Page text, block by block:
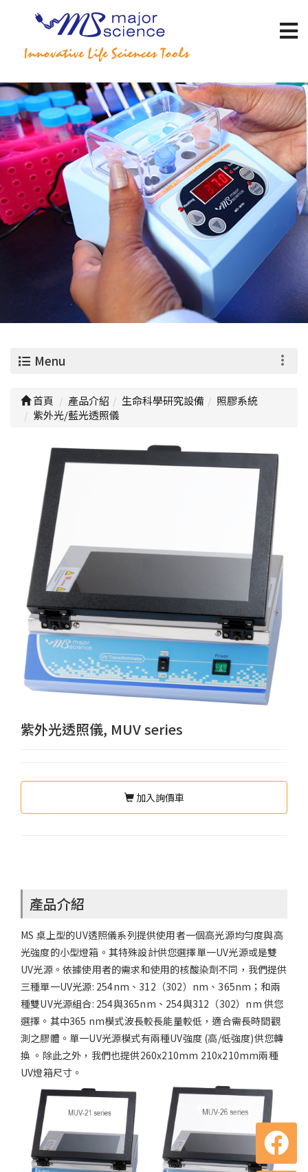
Menu
首頁 產品介紹 生命科學研究設備
照膠系統
紫外光/藍光透照儀
紫外光透照儀, MUV series
加入詢價車
產品介紹
MS 桌上型的UV透照儀系列提供使用者一個高光源均勻度與高
光強度的小型燈箱。其特殊設計供您選擇單一UV光源或是雙
UV光源。依據使用者的需求和使用的核酸染劑不同，我們提供
三種單一UV光源: 254nm、312（302）nm、365nm；和兩
種雙UV光源組合: 254與365nm、254與312（302）nm 供您
選擇。其中365 nm模式波長較長能量較低，適合需長時間觀
測之膠體。單一UV光源模式有兩種UV強度 (高/低強度)供您轉
換 。除此之外，我們也提供260x210mm 210x210mm兩種
UV燈箱尺寸。